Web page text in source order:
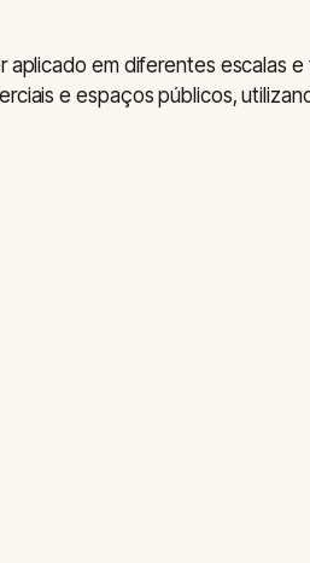
aplicado em diferentes escalas
e espaços públicos,